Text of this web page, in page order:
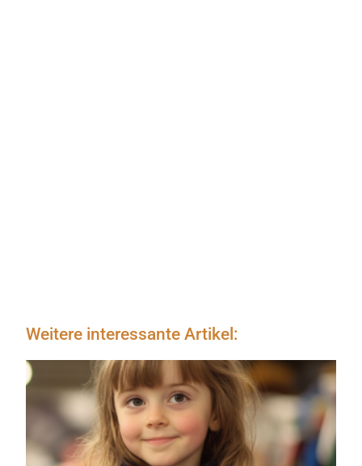
Weitere interessante Artikel: